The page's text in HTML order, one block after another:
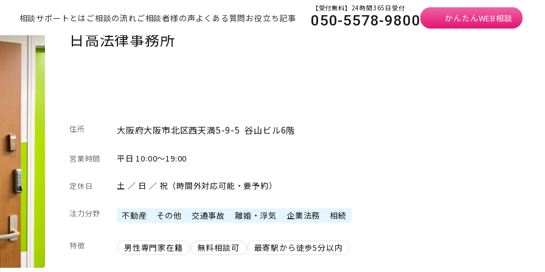
相談サポートとは ご相談の流れご相談者様の声よくある質問お役立ち記事
【受付無料】24時間365日受付
050-5578-9800 かんたんWEB相談
日高法律事務所
住所 大阪府大阪市北区西天満5-9-5 谷山ビル6階
営業時間 平日 10:00～19:00
定休日 土 ／ 日 ／ 祝（時間外対応可能・要予約）
注力分野 不動産 その他 交通事故 離婚・浮気 企業法務 相続
特徴 男性専門家在籍 無料相談可 最寄駅から徒歩5分以内